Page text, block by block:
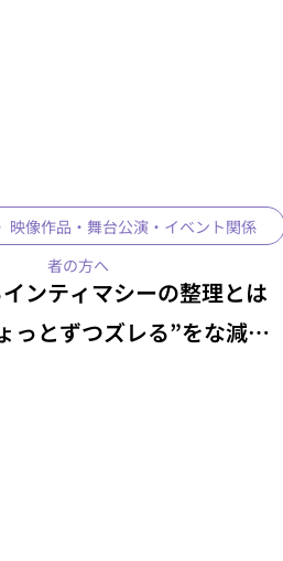
映像作品・舞台公演・イベント関係
者の方へ
ンティマシーの整理とは
っとずつズレる”をな減ら